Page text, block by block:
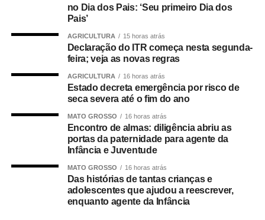
O concurso público foi realizado para provimento de
níveis médio e superior, contemplando funções como
técnico legislativo, analista legislativo, controlador interno
e contador.
Durante a visita, Rogério Vianna Rangel agradeceu a
confiança depositada no Instituto Selecon e destacou a
forma como o processo foi conduzido.
“Eu, em nome do Selecon, também agradeço ao
deputado porque, de fato, fizemos um concurso histórico,
graças à oportunidade que o Juca nos deu para
realizarmos esse concurso com qualidade e segurança,
mas, acima de tudo, com muita transparência”, declarou o
no Dia dos Pais: ‘Seu primeiro Dia dos
Pais’
AGRICULTURA 15 horas atrás
Declaração do ITR começa nesta segunda-
feira; veja as novas regras
AGRICULTURA 16 horas atrás
Estado decreta emergência por risco de
seca severa até o fim do ano
MATO GROSSO 16 horas atrás
Encontro de almas: diligência abriu as
portas da paternidade para agente da
Infância e Juventude
MATO GROSSO 16 horas atrás
Das histórias de tantas crianças e
adolescentes que ajudou a reescrever,
enquanto agente da Infância